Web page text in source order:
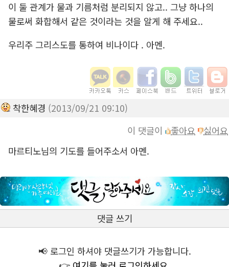
이 둘 관계가 물과 기름처럼 분리되지 않고.. 그냥 하나의
물로써 화합해서 같은 것이라는 것을 알게 해 주세요..
우리주 그리스도를 통하여 비나이다 . 아멘.
착한혜경 (2013/09/21 09:10)
이 댓글이
좋아요
싫어요
마르티노님의 기도를 들어주소서 아멘.
댓글 쓰기
📢 로그인 하셔야 댓글쓰기가 가능합니다.